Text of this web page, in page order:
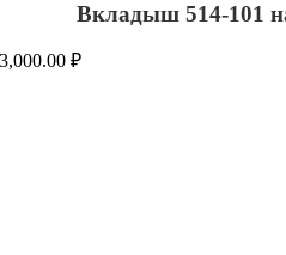
Вкладыш 514-101
3,000.00₽